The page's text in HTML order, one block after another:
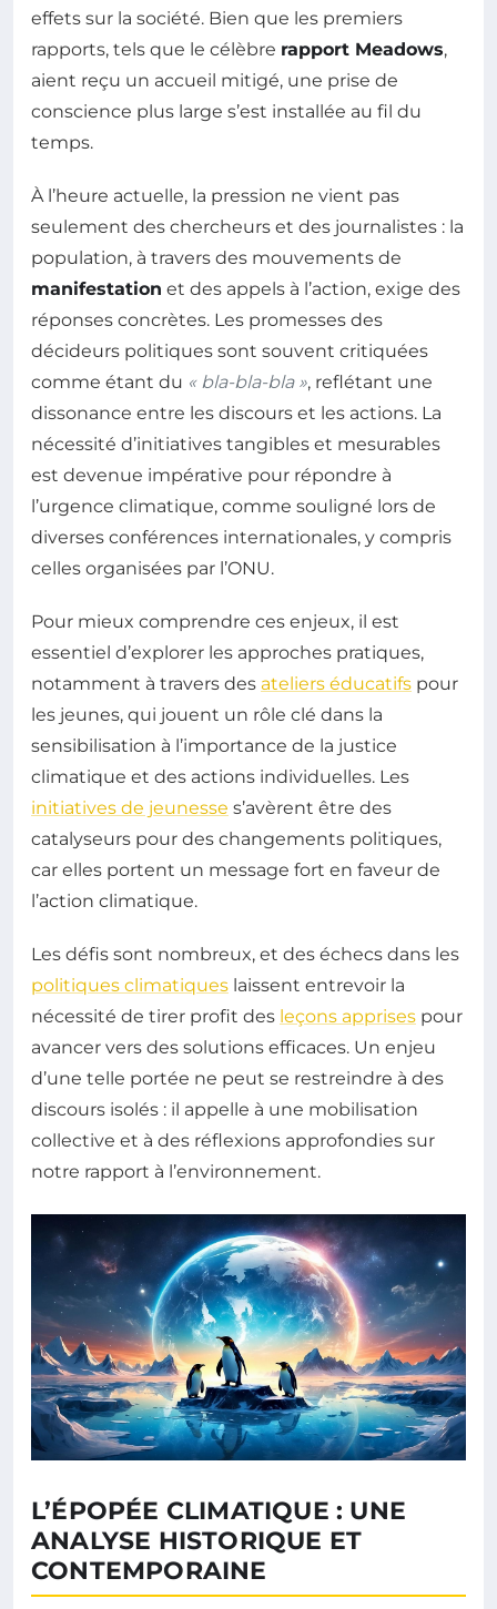
effets sur la société. Bien que les premiers
rapports, tels que le célèbre rapport Meadows,
aient reçu un accueil mitigé, une prise de
conscience plus large s’est installée au fil du
temps.
À l’heure actuelle, la pression ne vient pas
seulement des chercheurs et des journalistes : la
population, à travers des mouvements de
manifestation et des appels à l’action, exige des
réponses concrètes. Les promesses des
décideurs politiques sont souvent critiquées
comme étant du « bla-bla-bla », reflétant une
dissonance entre les discours et les actions. La
nécessité d’initiatives tangibles et mesurables
est devenue impérative pour répondre à
l’urgence climatique, comme souligné lors de
diverses conférences internationales, y compris
celles organisées par l’ONU.
Pour mieux comprendre ces enjeux, il est
essentiel d’explorer les approches pratiques,
notamment à travers des ateliers éducatifs pour
les jeunes, qui jouent un rôle clé dans la
sensibilisation à l’importance de la justice
climatique et des actions individuelles. Les
initiatives de jeunesse s’avèrent être des
catalyseurs pour des changements politiques,
car elles portent un message fort en faveur de
l’action climatique.
Les défis sont nombreux, et des échecs dans les
politiques climatiques laissent entrevoir la
nécessité de tirer profit des leçons apprises pour
avancer vers des solutions efficaces. Un enjeu
d’une telle portée ne peut se restreindre à des
discours isolés : il appelle à une mobilisation
collective et à des réflexions approfondies sur
notre rapport à l’environnement.
L’ÉPOPÉE CLIMATIQUE : UNE
ANALYSE HISTORIQUE ET
CONTEMPORAINE